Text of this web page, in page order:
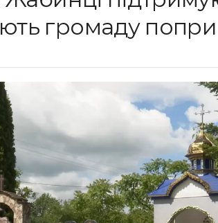
громаду попри